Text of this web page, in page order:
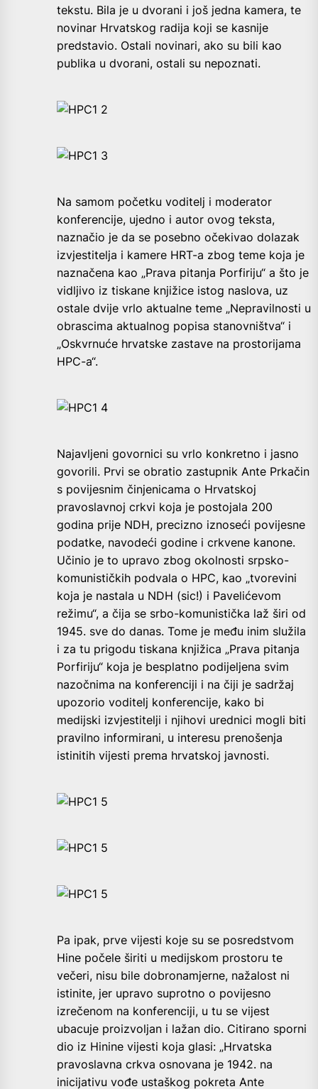
tekstu. Bila je u dvorani i još jedna kamera, te
novinar Hrvatskog radija koji se kasnije
predstavio. Ostali novinari, ako su bili kao
publika u dvorani, ostali su nepoznati.
Na samom početku voditelj i moderator
konferencije, ujedno i autor ovog teksta,
naznačio je da se posebno očekivao dolazak
izvjestitelja i kamere HRT-a zbog teme koja je
naznačena kao „Prava pitanja Porfiriju“ a što je
vidljivo iz tiskane knjižice istog naslova, uz
ostale dvije vrlo aktualne teme „Nepravilnosti u
obrascima aktualnog popisa stanovništva“ i
„Oskvrnuće hrvatske zastave na prostorijama
HPC-a“.
Najavljeni govornici su vrlo konkretno i jasno
govorili. Prvi se obratio zastupnik Ante Prkačin
s povijesnim činjenicama o Hrvatskoj
pravoslavnoj crkvi koja je postojala 200
godina prije NDH, precizno iznoseći povijesne
podatke, navodeći godine i crkvene kanone.
Učinio je to upravo zbog okolnosti srpsko-
komunističkih podvala o HPC, kao „tvorevini
koja je nastala u NDH (sic!) i Pavelićevom
režimu“, a čija se srbo-komunistička laž širi od
1945. sve do danas. Tome je među inim služila
i za tu prigodu tiskana knjižica „Prava pitanja
Porfiriju“ koja je besplatno podijeljena svim
nazočnima na konferenciji i na čiji je sadržaj
upozorio voditelj konferencije, kako bi
medijski izvjestitelji i njihovi urednici mogli biti
pravilno informirani, u interesu prenošenja
istinitih vijesti prema hrvatskoj javnosti.
Pa ipak, prve vijesti koje su se posredstvom
Hine počele širiti u medijskom prostoru te
večeri, nisu bile dobronamjerne, nažalost ni
istinite, jer upravo suprotno o povijesno
izrečenom na konferenciji, u tu se vijest
ubacuje proizvoljan i lažan dio. Citirano sporni
dio iz Hinine vijesti koja glasi: „Hrvatska
pravoslavna crkva osnovana je 1942. na
inicijativu vođe ustaškog pokreta Ante